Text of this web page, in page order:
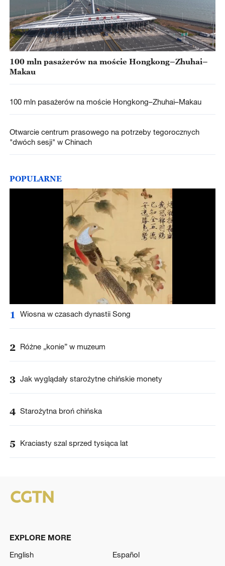
100 mln pasażerów na moście Hongkong–Zhuhai–
Makau
100 mln pasażerów na moście Hongkong–Zhuhai–Makau
Otwarcie centrum prasowego na potrzeby tegorocznych
"dwóch sesji" w Chinach
POPULARNE
1 Wiosna w czasach dynastii Song
2 Różne „konie” w muzeum
3 Jak wyglądały starożytne chińskie monety
4 Starożytna broń chińska
5 Kraciasty szal sprzed tysiąca lat
EXPLORE MORE
English
Español